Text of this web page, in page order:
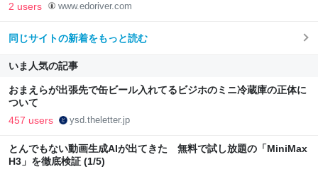
2 users www.edoriver.com
同じサイトの新着をもっと読む
いま人気の記事
おまえらが出張先で缶ビール入れてるビジホのミニ冷蔵庫の正体に
ついて
457 users ysd.theletter.jp
とんでもない動画生成AIが出てきた 無料で試し放題の「MiniMax
H3」を徹底検証 (1/5)